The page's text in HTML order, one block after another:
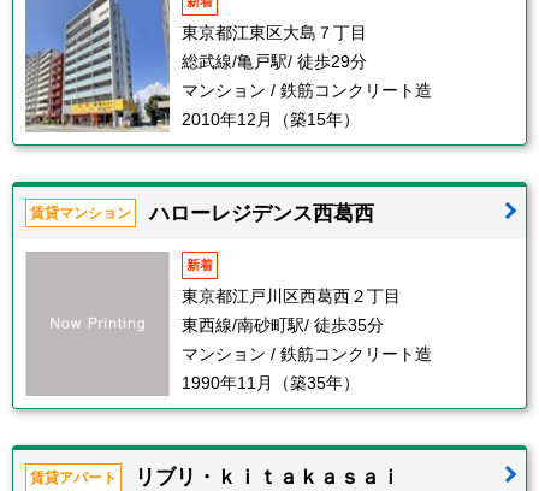
東京都江東区大島７丁目
総武線/亀戸駅/ 徒歩29分
マンション / 鉄筋コンクリート造
2010年12月（築15年）
賃貸マンション ハローレジデンス西葛西
新着
東京都江戸川区西葛西２丁目
東西線/南砂町駅/ 徒歩35分
マンション / 鉄筋コンクリート造
1990年11月（築35年）
賃貸アパート リブリ・ｋｉｔａｋａｓａｉ